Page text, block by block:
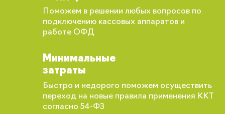
Поможем в решении любых вопросов по
подключению кассовых аппаратов и
работе ОФД
Минимальные
затраты
Быстро и недорого поможем осуществить
переход на новые правила применения ККТ
согласно 54-ФЗ